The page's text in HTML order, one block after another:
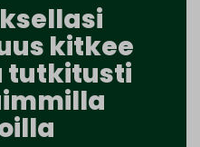
kitkee
tutkitusti